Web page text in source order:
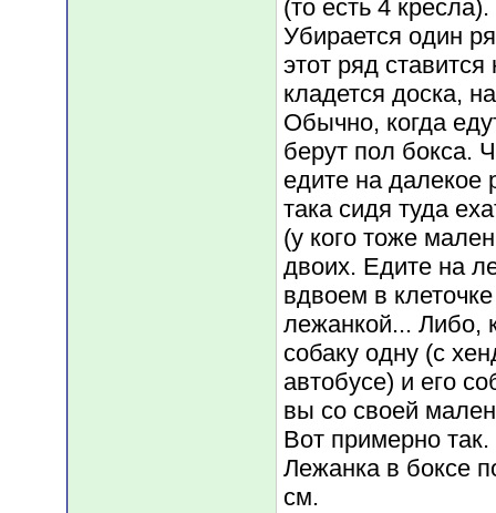
(то есть 4
Убирается один
этот ряд
кладется доска,
Обычно, когда
берут пол бокса.
едите на далекое
така сидя туда
(у кого тоже
двоих. Едите на
вдвоем в
лежанкой... Либо,
собаку одну (с
автобусе) и его
вы со своей
Вот примерно так.
Лежанка в боксе
см.